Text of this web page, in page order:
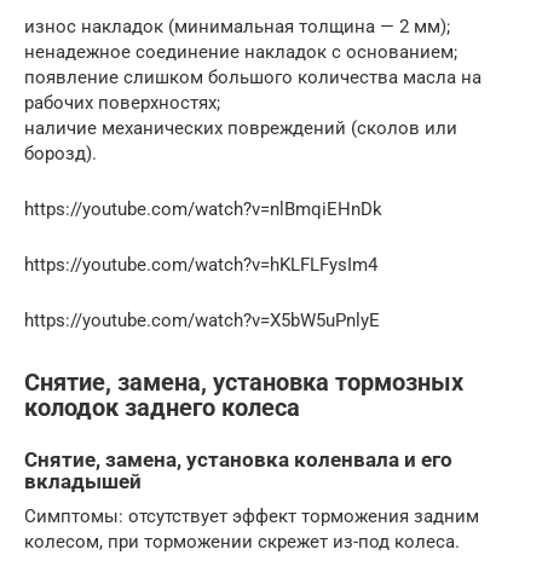
износ накладок (минимальная толщина — 2 мм);
ненадежное соединение накладок с основанием;
появление слишком большого количества масла на
рабочих поверхностях;
наличие механических повреждений (сколов или
борозд).
https://youtube.com/watch?v=nlBmqiEHnDk
https://youtube.com/watch?v=hKLFLFysIm4
https://youtube.com/watch?v=X5bW5uPnlyE
Снятие, замена, установка тормозных
колодок заднего колеса
Снятие, замена, установка коленвала и его
вкладышей
Симптомы: отсутствует эффект торможения задним
колесом, при торможении скрежет из-под колеса.